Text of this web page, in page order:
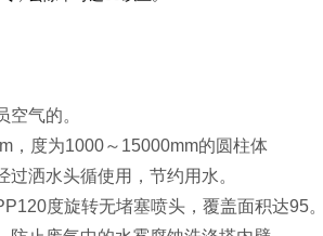
空气的。
，度为1000～15000mm的圆柱体
洒水头循使用，节约用水。
度旋转无堵塞喷头，覆盖面积达95。